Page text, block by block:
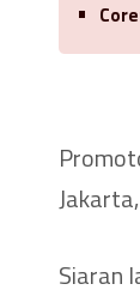
Siaran